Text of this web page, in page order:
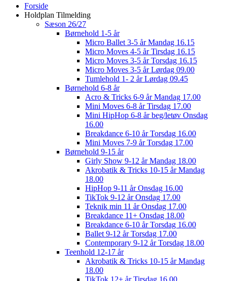
Close
Menu
Forside
Holdplan Tilmelding
Sæson 26/27
Børnehold 1-5 år
Micro Ballet 3-5 år Mandag 16.15
Micro Moves 4-5 år Tirsdag 16.15
Micro Moves 3-5 år Torsdag 16.15
Micro Moves 3-5 år Lørdag 09.00
Tumlehold 1- 2 år Lørdag 09.45
Børnehold 6-8 år
Acro & Tricks 6-9 år Mandag 17.00
Mini Moves 6-8 år Tirsdag 17.00
Mini HipHop 6-8 år beg/letøv Onsdag
16.00
Breakdance 6-10 år Torsdag 16.00
Mini Moves 7-9 år Torsdag 17.00
Børnehold 9-15 år
Girly Show 9-12 år Mandag 18.00
Akrobatik & Tricks 10-15 år Mandag
18.00
HipHop 9-11 år Onsdag 16.00
TikTok 9-12 år Onsdag 17.00
Teknik min 11 år Onsdag 17.00
Breakdance 11+ Onsdag 18.00
Breakdance 6-10 år Torsdag 16.00
Ballet 9-12 år Torsdag 17.00
Contemporary 9-12 år Torsdag 18.00
Teenhold 12-17 år
Akrobatik & Tricks 10-15 år Mandag
18.00
TikTok 12+ år Tirsdag 16.00